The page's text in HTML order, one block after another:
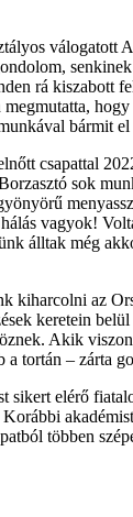
rá kiszabott
bármit
csapattal
sok
vagyok!
álltak még
kiharcolni az
keretein
Akik
tortán – zárta
elérő
többen